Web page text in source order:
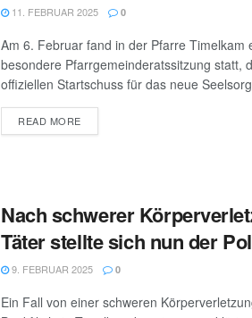
11. FEBRUAR 2025 0
Am 6. Februar fand in der Pfarre Timelkam
besondere Pfarrgemeinderatssitzung statt,
offiziellen Startschuss für das neue
READ MOREDETAILS
Nach schwerer
Täter stellte sich nun der
9. FEBRUAR 2025 0
Ein Fall von einer schweren